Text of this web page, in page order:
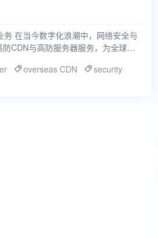
在当今数字化浪潮中，网络安全与
CDN与高防服务器服务，为全球用
overseas CDN
security